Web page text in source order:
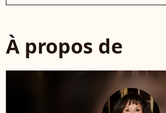
À propos de